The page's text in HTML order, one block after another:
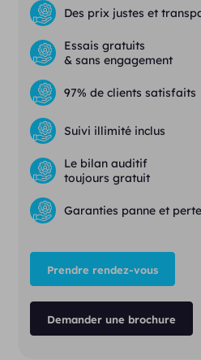
Des prix justes et
Essais gratuits
& sans engagement
97% de clients satisfaits
Suivi illimité inclus
Le bilan auditif
toujours gratuit
Garanties panne et perte
Prendre rendez-vous
Demander une brochure